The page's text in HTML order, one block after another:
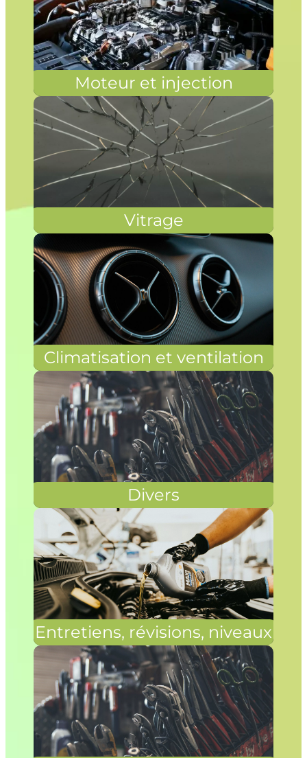
Moteur et injection
Vitrage
Climatisation et ventilation
Divers
Entretiens, révisions, niveaux